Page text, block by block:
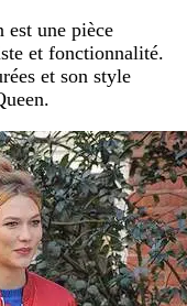
est une pièce
et fonctionnalité.
et son style